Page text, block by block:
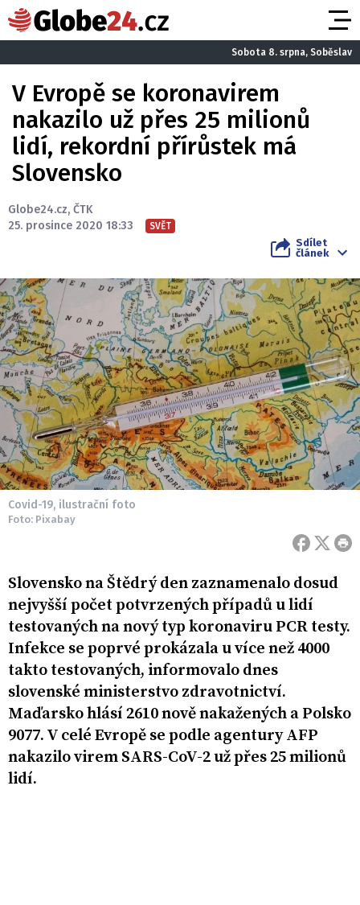
Sobota 8. srpna, Soběslav
V Evropě se koronavirem
nakazilo už přes 25 milionů
lidí, rekordní přírůstek má
Slovensko
Globe24.cz, ČTK
25. prosince 2020 18:33
SVĚT
Sdílet
článek
Covid-19, ilustrační foto
Foto: Pixabay
Slovensko na Štědrý den zaznamenalo dosud
nejvyšší počet potvrzených případů u lidí
testovaných na nový typ koronaviru PCR testy.
Infekce se poprvé prokázala u více než 4000
takto testovaných, informovalo dnes
slovenské ministerstvo zdravotnictví.
Maďarsko hlásí 2610 nově nakažených a Polsko
9077. V celé Evropě se podle agentury AFP
nakazilo virem SARS-CoV-2 už přes 25 milionů
lidí.